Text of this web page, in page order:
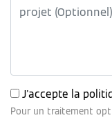
J'accepte la
Pour un traitement